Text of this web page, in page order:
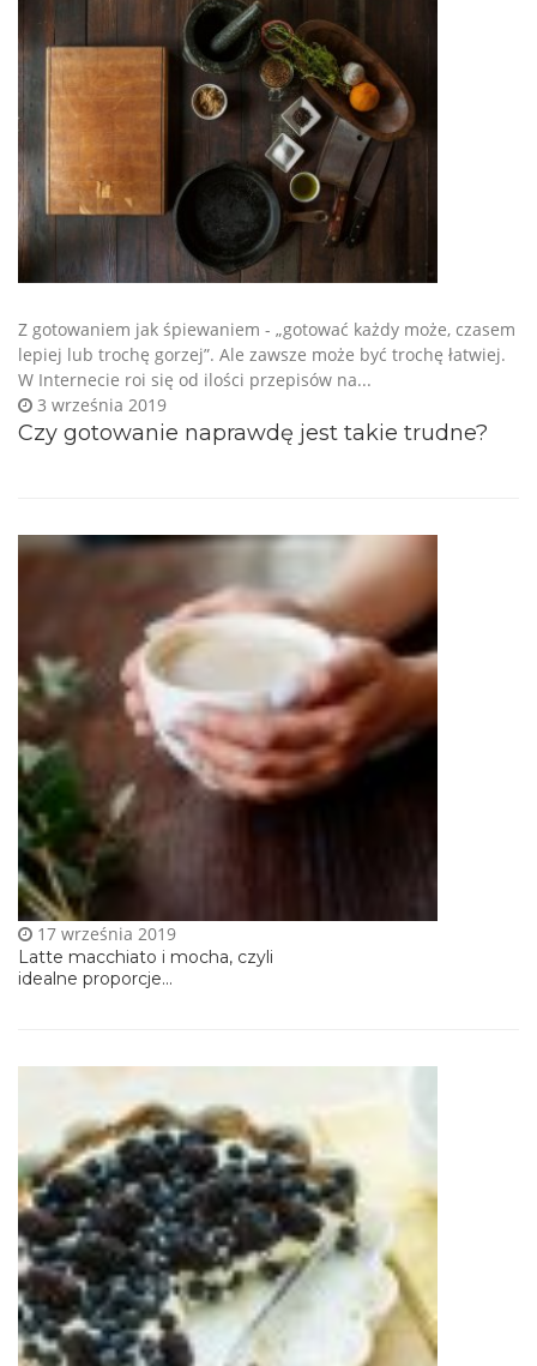
Czy gotowanie naprawdę jest takie trudne?
3 września 2019
Z gotowaniem jak śpiewaniem - „gotować każdy może, czasem
lepiej lub trochę gorzej”. Ale zawsze może być trochę łatwiej.
W Internecie roi się od ilości przepisów na...
Latte macchiato i mocha, czyli
idealne proporcje...
17 września 2019